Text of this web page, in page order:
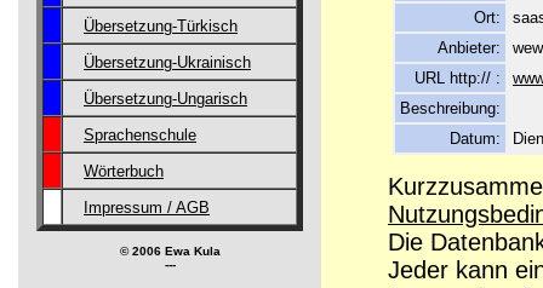
Übersetzung-Türkisch
Übersetzung-Ukrainisch
Übersetzung-Ungarisch
Sprachenschule
Wörterbuch
Impressum / AGB
© 2006 Ewa Kula
---
Ort:
Anbieter:
URL http:// :
Beschreibung:
Datum:
Die
Jeder kann